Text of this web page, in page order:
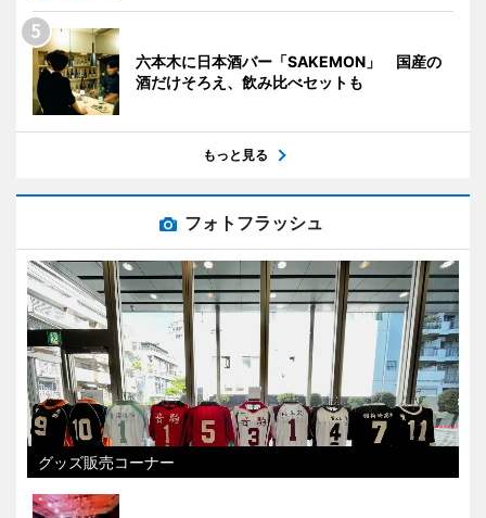
六本木に日本酒バー「SAKEMON」 国産の
酒だけそろえ、飲み比べセットも
もっと見る
フォトフラッシュ
グッズ販売コーナー